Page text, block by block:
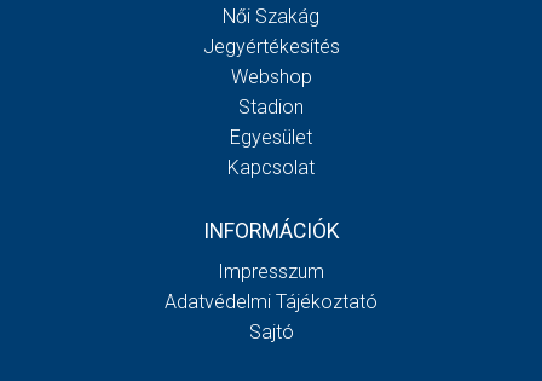
Női Szakág
Jegyértékesítés
Webshop
Stadion
Egyesület
Kapcsolat
INFORMÁCIÓK
Impresszum
Adatvédelmi Tájékoztató
Sajtó